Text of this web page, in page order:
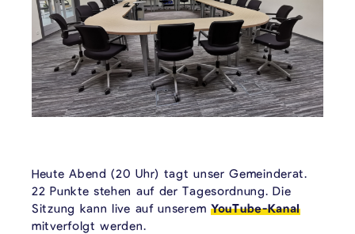
Heute Abend (20 Uhr) tagt unser Gemeinderat.
22 Punkte stehen auf der Tagesordnung. Die
Sitzung kann live auf unserem YouTube-Kanal
mitverfolgt werden.